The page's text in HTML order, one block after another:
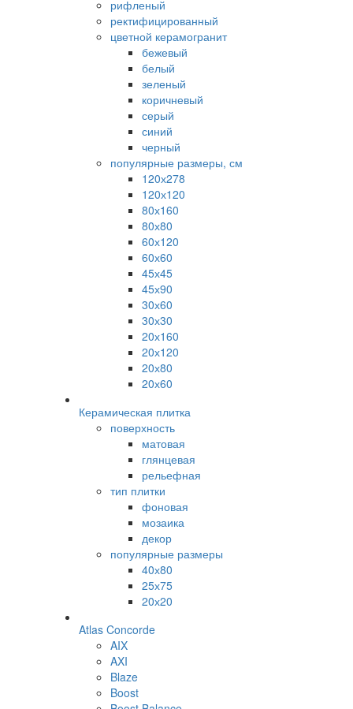
рифленый
ректифицированный
цветной керамогранит
бежевый
белый
зеленый
коричневый
серый
синий
черный
популярные размеры, см
120х278
120х120
80х160
80х80
60х120
60х60
45х45
45х90
30х60
30х30
20х160
20х120
20х80
20х60
Керамическая плитка
поверхность
матовая
глянцевая
рельефная
тип плитки
фоновая
мозаика
декор
популярные размеры
40х80
25х75
20х20
Atlas Concorde
AIX
AXI
Blaze
Boost